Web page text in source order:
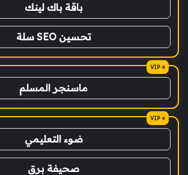
باقة باك لينك
تحسين SEO سلة
ماسنجر المسلم
ضوء التعليمي
صحيفة برق